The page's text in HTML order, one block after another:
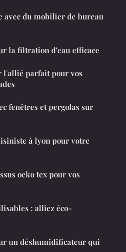
avec du mobilier de bureau
la filtration d'eau efficace
l'allié parfait pour vos
fenêtres et pergolas sur
à lyon pour votre
oeko tex pour vos
: alliez éco-
un déshumidificateur qui